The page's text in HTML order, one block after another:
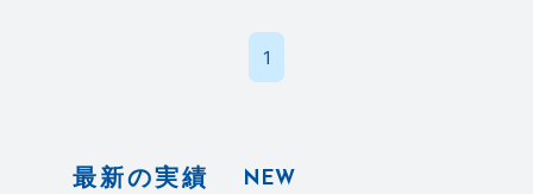
1
最新の実績 NEW